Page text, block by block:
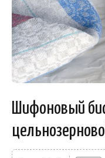
Шифоновый